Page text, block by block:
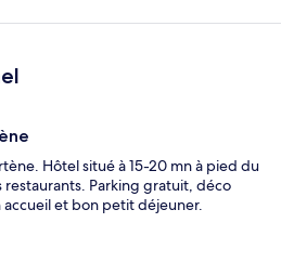
Hôtel situé à 15-20 mn à pied du
Parking gratuit, déco
et bon petit déjeuner.